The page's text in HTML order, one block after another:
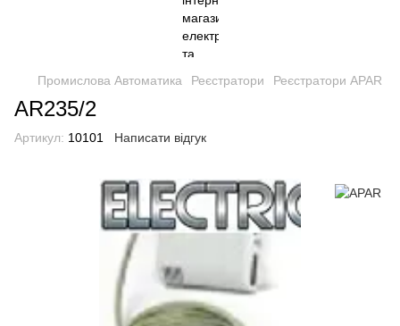
Промислова Автоматика Реєстратори Реєстратори APAR
AR235/2
Артикул: 10101 Написати відгук